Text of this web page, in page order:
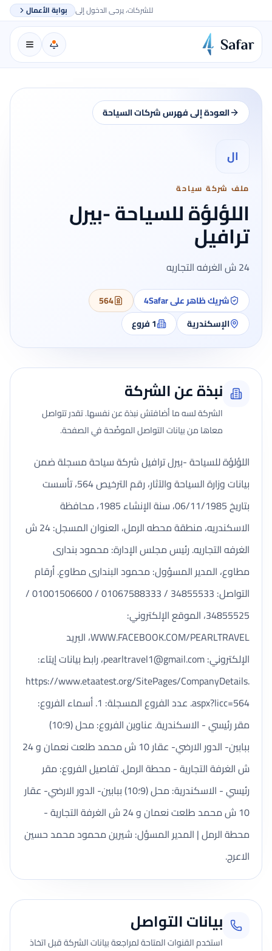
للشركات، يرجى الدخول إلى بوابة الأعمال
العودة إلى فهرس شركات السياحة
ال
ملف شركة سياحة
اللؤلؤة للسياحة -بيرل
ترافيل
24 ش الغرفه التجاريه
شريك ظاهر على 4Safar
564
الإسكندرية
1فروع
نبذة عن الشركة
الشركة لسه ما أضافتش نبذة عن نفسها. تقدر تتواصل
معاها من بيانات التواصل الموضّحة في الصفحة.
اللؤلؤة للسياحة -بيرل ترافيل شركة سياحة مسجلة ضمن
بيانات وزارة السياحة والآثار، رقم الترخيص 564، تأسست
بتاريخ 06/11/1985، سنة الإنشاء 1985، محافظة
الاسكندريه، منطقة محطه الرمل، العنوان المسجل: 24 ش
الغرفه التجاريه. رئيس مجلس الإدارة: محمود بندارى
مطاوع، المدير المسؤول: محمود البندارى مطاوع. أرقام
التواصل: 34855533 / 01067588333 / 01001506600 /
34855525، الموقع الإلكتروني:
WWW.FACEBOOK.COM/PEARLTRAVEL، البريد
الإلكتروني:pearltravel1@gmail.com، رابط بيانات إيتاء:
https://www.etaatest.org/SitePages/CompanyDetails.
aspx?licc=564. عدد الفروع المسجلة: 1. أسماء الفروع:
مقر رئيسي - الاسكندرية. عناوين الفروع: محل (9؛10)
ببابين- الدور الارضي- عقار 10 ش محمد طلعت نعمان و 24
ش الغرفة التجارية - محطة الرمل. تفاصيل الفروع: مقر
رئيسي - الاسكندرية: محل (9؛10) ببابين- الدور الارضي- عقار
10 ش محمد طلعت نعمان و 24 ش الغرفة التجارية -
محطة الرمل | المدير المسؤل: شيرين محمود محمد حسين
الاعرج.
بيانات التواصل
استخدم القنوات المتاحة لمراجعة بيانات الشركة قبل اتخاذ